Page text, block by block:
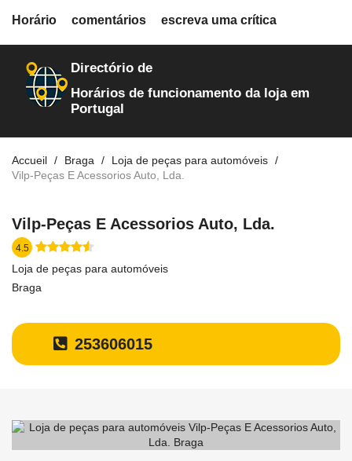
loja-de-autopecas
Directório de
Horários de funcionamento da loja em
Portugal
Accueil Braga
Loja de peças para automóveis
Vilp-Peças E Acessorios Auto, Lda.
Vilp-Peças E Acessorios Auto, Lda.
4.5
Loja de peças para automóveis
Braga
253606015
Horário comentários escreva uma crítica